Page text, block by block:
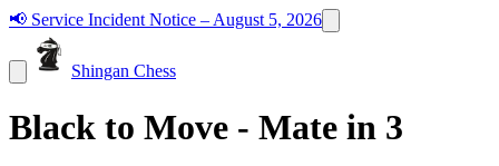
📢 Service Incident Notice – August 5, 2026
Shingan Chess
Black to Move - Mate in 3